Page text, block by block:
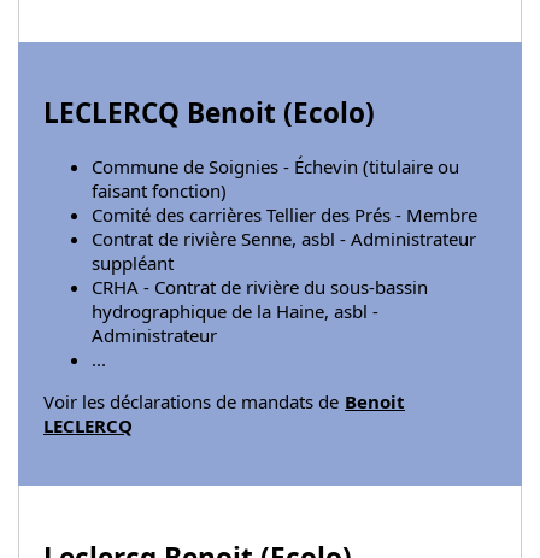
LECLERCQ Benoit (Ecolo)
Commune de Soignies - Échevin (titulaire ou
faisant fonction)
Comité des carrières Tellier des Prés - Membre
Contrat de rivière Senne, asbl - Administrateur
suppléant
CRHA - Contrat de rivière du sous-bassin
hydrographique de la Haine, asbl -
Administrateur
...
Voir les déclarations de mandats de Benoit
LECLERCQ